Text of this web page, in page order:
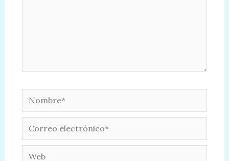
Nombre*
Correo
electrónico*
Web